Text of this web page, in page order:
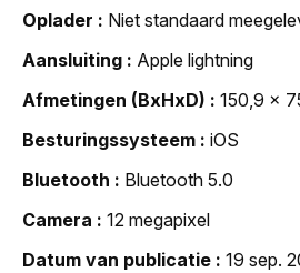
Oplader
Niet standaard
Aansluiting
Apple lightning
Afmetingen (BxHxD)
150,9 x
Besturingssysteem
iOS
Bluetooth
Bluetooth 5.0
Camera
12 megapixel
Datum van publicatie
19 sep.